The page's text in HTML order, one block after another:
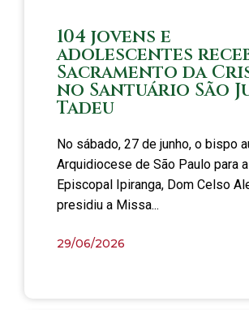
104 jovens e
adolescentes
Sacramento da
no Santuário São
Tadeu
No sábado, 27 de junho, o bispo
Arquidiocese de São Paulo para
Episcopal Ipiranga, Dom Celso
presidiu a Missa...
29/06/2026